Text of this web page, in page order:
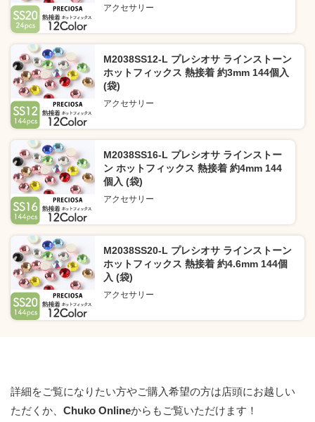
アクセサリー
M2038SS12-L プレシオサ ラインストーン
ホットフィックス 熱接着 約3mm 144個入
(袋)
アクセサリー
M2038SS16-L プレシオサ ラインストー
ン ホットフィックス 熱接着 約4mm 144
個入 (袋)
アクセサリー
M2038SS20-L プレシオサ ラインストーン
ホットフィックス 熱接着 約4.6mm 144個
入 (袋)
アクセサリー
詳細をご覧になりたい方やご購入希望の方は店頭にお越しい
ただくか、 Chuko Onlineからもご覧いただけます！